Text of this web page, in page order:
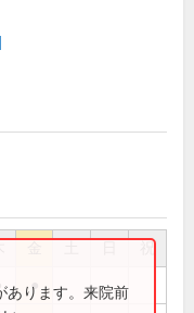
祝
●
あります。来院前